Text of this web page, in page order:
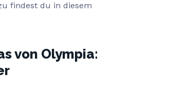
findest du in diesem
von Olympia: